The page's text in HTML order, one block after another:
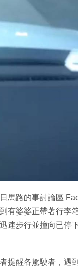
馬路的事討論區
有婆婆正帶著行李
速步行並撞向已停
提醒各駕駛者，遇